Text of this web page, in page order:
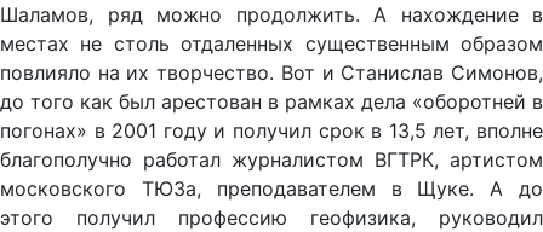
Шаламов, ряд можно продолжить. А нахождение в
местах не столь отдаленных существенным образом
повлияло на их творчество. Вот и Станислав Симонов,
до того как был арестован в рамках дела «оборотней в
погонах» в 2001 году и получил срок в 13,5 лет, вполне
благополучно работал журналистом ВГТРК, артистом
московского ТЮЗа, преподавателем в Щуке. А до
этого получил профессию геофизика, руководил